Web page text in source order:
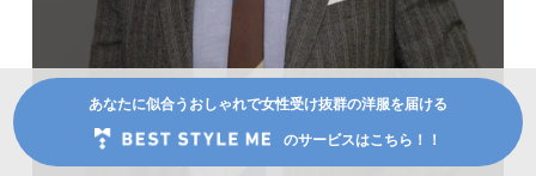
あなたに似合うおしゃれで女性受け抜群の洋服を届ける
のサービスはこちら！！